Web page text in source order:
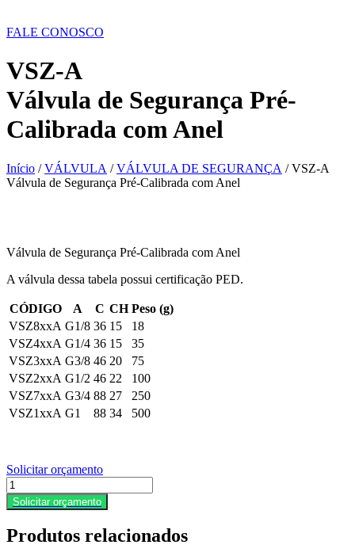
FALE CONOSCO
VSZ-A
Válvula de Segurança Pré-
Calibrada com Anel
Início /VÁLVULA /VÁLVULA DE SEGURANÇA / VSZ-A
Válvula de Segurança Pré-Calibrada com Anel
Válvula de Segurança Pré-Calibrada com Anel
A válvula dessa tabela possui certificação PED.
CÓDIGO A C CH Peso (g)
VSZ8xxA G1/8 36 15
18
VSZ4xxA G1/4 36 15
35
VSZ3xxA G3/8 46 20
75
VSZ2xxA G1/2 46 22
100
VSZ7xxA G3/4 88 27
250
VSZ1xxA G1 88 34 500
Solicitar orçamento
VSZ-
A
Válvula
Segurança
Solicitar orçamento
Produtos relacionados